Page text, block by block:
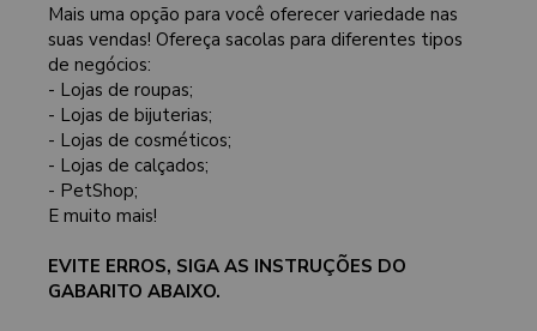
Mais uma opção para você oferecer variedade nas
suas vendas! Ofereça sacolas para diferentes tipos
de negócios:
- Lojas de roupas;
- Lojas de bijuterias;
- Lojas de cosméticos;
- Lojas de calçados;
- PetShop;
E muito mais!
EVITE ERROS, SIGA AS INSTRUÇÕES DO
GABARITO ABAIXO.